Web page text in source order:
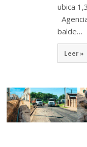
ubica
balde…
Leer »